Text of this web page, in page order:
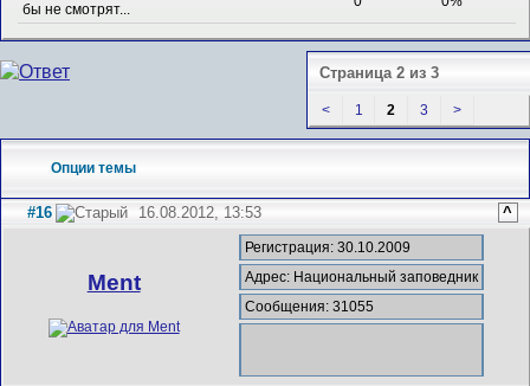
бы не смотрят...
Страница 2 из 3
< 1 2 3 >
Опции темы
#16 16.08.2012, 13:53 ^
Ment
Регистрация: 30.10.2009
Адрес: Национальный заповедник
Сообщения: 31055